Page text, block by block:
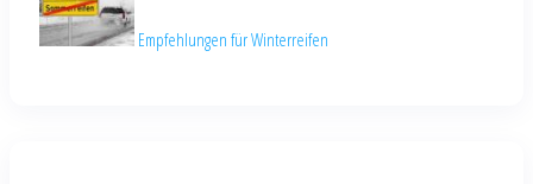
Empfehlungen für Winterreifen